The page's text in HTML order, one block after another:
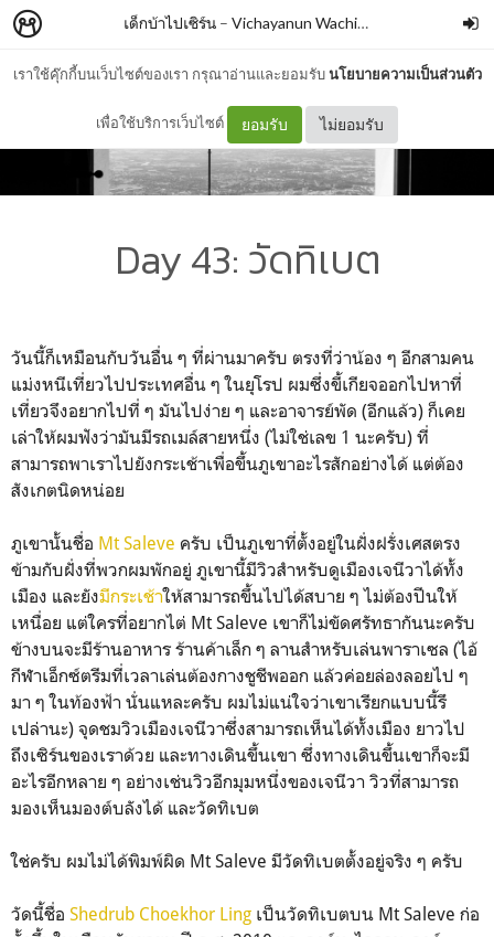
เราใช้คุ๊กกี้บนเว็บไซต์ของเรา กรุณาอ่านและยอมรับนโยบายความเป็นส่วนตัว
เพื่อใช้บริการเว็บไซต์ ยอมรับ ไม่ยอมรับ
เด็กบ้าไปเซิร์น – Vichayanun Wachirapusitanand
Day 43: วัดทิเบต
วันนี้ก็เหมือนกับวันอื่น ๆ ที่ผ่านมาครับ ตรงที่ว่าน้อง ๆ อีกสามคน
แม่งหนีเที่ยวไปประเทศอื่น ๆ ในยุโรป ผมซึ่งขี้เกียจออกไปหาที่
เที่ยวจึงอยากไปที่ ๆ มันไปง่าย ๆ และอาจารย์พัด (อีกแล้ว) ก็เคย
เล่าให้ผมฟังว่ามันมีรถเมล์สายหนึ่ง (ไม่ใช่เลข 1 นะครับ) ที่
สามารถพาเราไปยังกระเช้าเพื่อขึ้นภูเขาอะไรสักอย่างได้ แต่ต้อง
สังเกตนิดหน่อย
ภูเขานั้นชื่อ Mt Saleve ครับ เป็นภูเขาที่ตั้งอยู่ในฝั่งฝรั่งเศสตรง
ข้ามกับฝั่งที่พวกผมพักอยู่ ภูเขานี้มีวิวสำหรับดูเมืองเจนีวาได้ทั้ง
เมือง และยังมีกระเช้าให้สามารถขึ้นไปได้สบาย ๆ ไม่ต้องปีนให้
เหนื่อย แต่ใครที่อยากไต่ Mt Saleve เขาก็ไม่ขัดศรัทธากันนะครับ
ข้างบนจะมีร้านอาหาร ร้านค้าเล็ก ๆ ลานสำหรับเล่นพาราเซล (ไอ้
กีฬาเอ็กซ์ตรีมที่เวลาเล่นต้องกางชูชีพออก แล้วค่อยล่องลอยไป ๆ
มา ๆ ในท้องฟ้า นั่นแหละครับ ผมไม่แน่ใจว่าเขาเรียกแบบนี้รึ
เปล่านะ) จุดชมวิวเมืองเจนีวาซึ่งสามารถเห็นได้ทั้งเมือง ยาวไป
ถึงเซิร์นของเราด้วย และทางเดินขึ้นเขา ซึ่งทางเดินขึ้นเขาก็จะมี
อะไรอีกหลาย ๆ อย่างเช่นวิวอีกมุมหนึ่งของเจนีวา วิวที่สามารถ
มองเห็นมองต์บลังได้ และวัดทิเบต
ใช่ครับ ผมไม่ได้พิมพ์ผิด Mt Saleve มีวัดทิเบตตั้งอยู่จริง ๆ ครับ
วัดนี้ชื่อ Shedrub Choekhor Ling เป็นวัดทิเบตบน Mt Saleve ก่อ